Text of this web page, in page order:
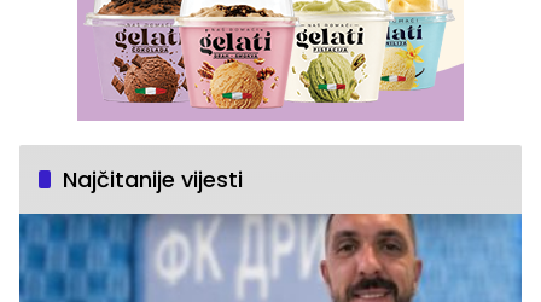
Najčitanije vijesti